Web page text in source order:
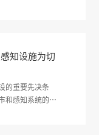
知设施为切
的重要先决条
和感知系统的建